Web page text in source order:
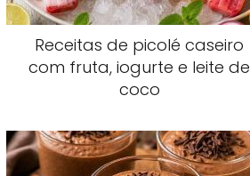
Receitas de picolé caseiro
com fruta, iogurte e leite de
coco